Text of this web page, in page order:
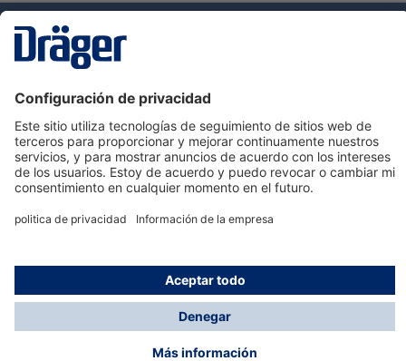
Servicio de atención al cliente de Dräger
Ayuda
Información
© Dräger Hispania S.A.U., 2024
*Todos los precios no incluyen IVA y posibles gastos
de envío, salvo que indique lo contrario